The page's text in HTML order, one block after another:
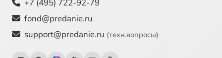
+7 (495) 722-92-79
fond@predanie.ru
support@predanie.ru (техн.вопросы)